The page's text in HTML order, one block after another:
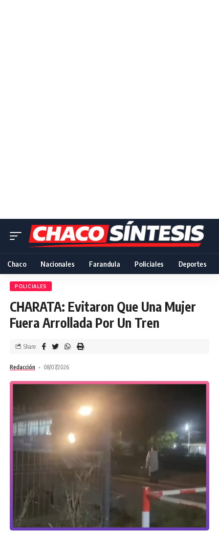
Chaco Nacionales Farandula Policiales Deportes
POLICIALES
CHARATA: Evitaron Que Una Mujer
Fuera Arrollada Por Un Tren
Redacción 08/07/2026
Share